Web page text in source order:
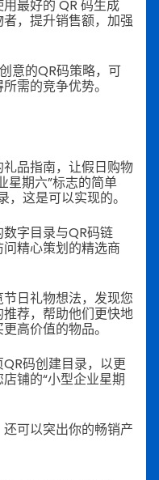
最好的 QR 码生成
，提升销售额，加强
意的QR码策略，可
需的竞争优势。
品指南，让假日购物
星期六”标志的简单
这是可以实现的。
字目录与QR码链
精心策划的精选商
日礼物想法，发现您
荐，帮助他们更快地
高价值的物品。
码创建目录，以更
铺的“小型企业星期
可以突出你的畅销产